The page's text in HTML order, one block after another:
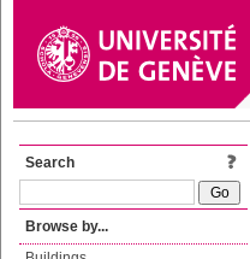
Search
Browse by...